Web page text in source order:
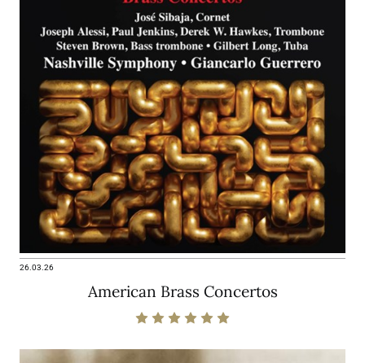
26.03.26
American Brass Concertos